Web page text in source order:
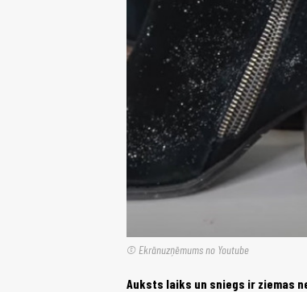
© Ekrānuzņēmums no Youtube
Auksts laiks un sniegs ir ziemas